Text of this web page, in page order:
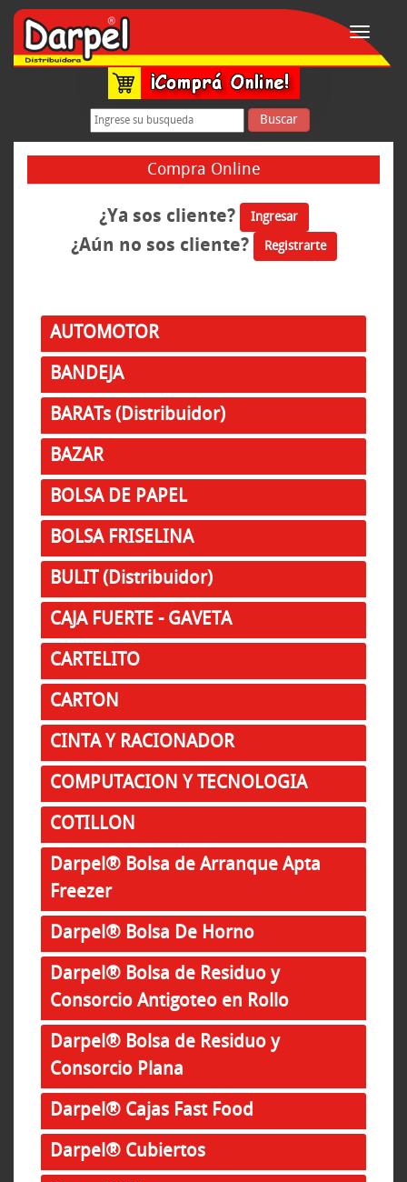
Toggle
Buscar
Compra Online
¿Ya sos cliente? Ingresar
¿Aún no sos cliente? Registrarte
AUTOMOTOR
BANDEJA
BARATs (Distribuidor)
BAZAR
BOLSA DE PAPEL
BOLSA FRISELINA
BULIT (Distribuidor)
CAJA FUERTE - GAVETA
CARTELITO
CARTON
CINTA Y RACIONADOR
COMPUTACION Y TECNOLOGIA
COTILLON
Darpel® Bolsa de Arranque Apta
Freezer
Darpel® Bolsa De Horno
Darpel® Bolsa de Residuo y
Consorcio Antigoteo en Rollo
Darpel® Bolsa de Residuo y
Consorcio Plana
Darpel® Cajas Fast Food
Darpel® Cubiertos